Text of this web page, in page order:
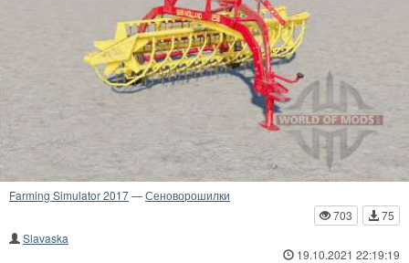
Farming Simulator 2017—Сеноворошилки
703
75
Slavaska
19.10.2021 22:19:19